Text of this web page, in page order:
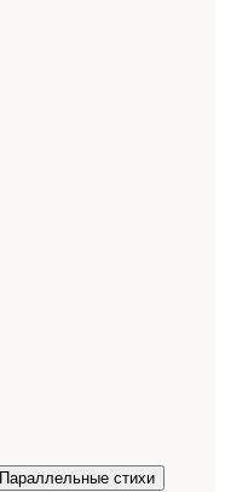
Параллельные стихи